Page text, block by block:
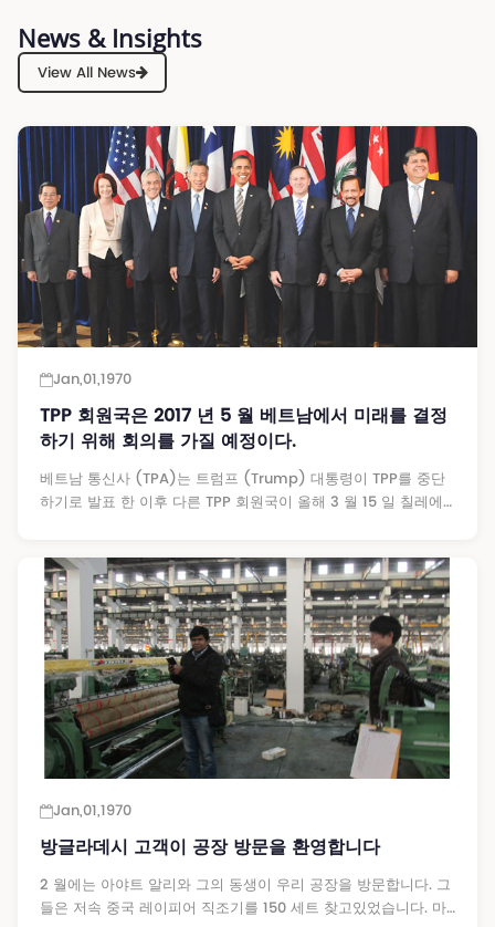
News & Insights
View All News
Jan,01,1970
TPP 회원국은 2017 년 5 월 베트남에서 미래를 결정
하기 위해 회의를 가질 예정이다.
베트남 통신사 (TPA)는 트럼프 (Trump) 대통령이 TPP를 중단
하기로 발표 한 이후 다른 TPP 회원국이 올해 3 월 15 일 칠레에
Jan,01,1970
방글라데시 고객이 공장 방문을 환영합니다
2 월에는 아야트 알리와 그의 동생이 우리 공장을 방문합니다. 그
들은 저속 중국 레이피어 직조기를 150 세트 찾고있었습니다. 마